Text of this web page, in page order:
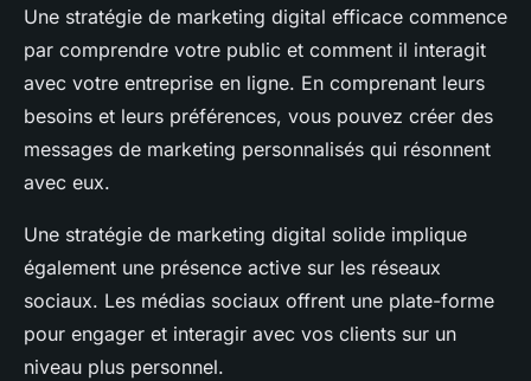
Une stratégie de marketing digital efficace commence
par comprendre votre public et comment il interagit
avec votre entreprise en ligne. En comprenant leurs
besoins et leurs préférences, vous pouvez créer des
messages de marketing personnalisés qui résonnent
avec eux.
Une stratégie de marketing digital solide implique
également une présence active sur les réseaux
sociaux. Les médias sociaux offrent une plate-forme
pour engager et interagir avec vos clients sur un
niveau plus personnel.